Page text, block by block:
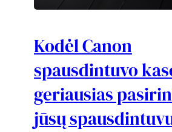
Kodėl Canon
spausdintuvo
geriausias
jūsų